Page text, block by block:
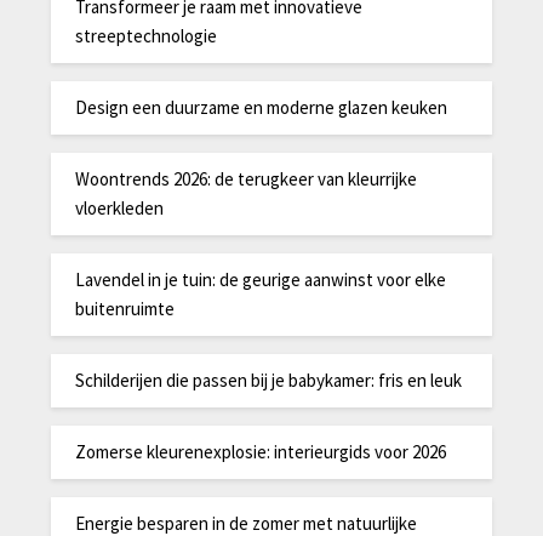
Transformeer je raam met innovatieve
streeptechnologie
Design een duurzame en moderne glazen keuken
Woontrends 2026: de terugkeer van kleurrijke
vloerkleden
Lavendel in je tuin: de geurige aanwinst voor elke
buitenruimte
Schilderijen die passen bij je babykamer: fris en leuk
Zomerse kleurenexplosie: interieurgids voor 2026
Energie besparen in de zomer met natuurlijke